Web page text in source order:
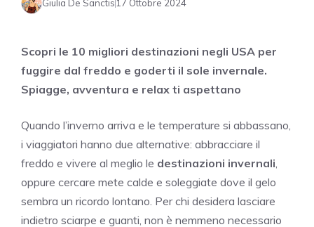
Giulia De Sanctis17 Ottobre 2024
Scopri le 10 migliori destinazioni negli USA per
fuggire dal freddo e goderti il sole invernale.
Spiagge, avventura e relax ti aspettano
Quando l’inverno arriva e le temperature si abbassano,
i viaggiatori hanno due alternative: abbracciare il
freddo e vivere al meglio le destinazioni invernali
oppure cercare mete calde e soleggiate dove il gelo
sembra un ricordo lontano. Per chi desidera lasciare
indietro sciarpe e guanti, non è nemmeno necessario